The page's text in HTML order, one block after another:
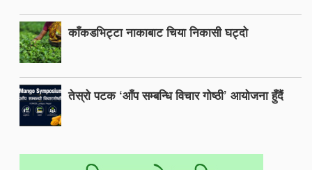
काँकडभिट्टा नाकाबाट चिया निकासी घट्दो
तेस्रो पटक ‘आँप सम्बन्धि विचार गोष्ठी’ आयोजना हुँदैं